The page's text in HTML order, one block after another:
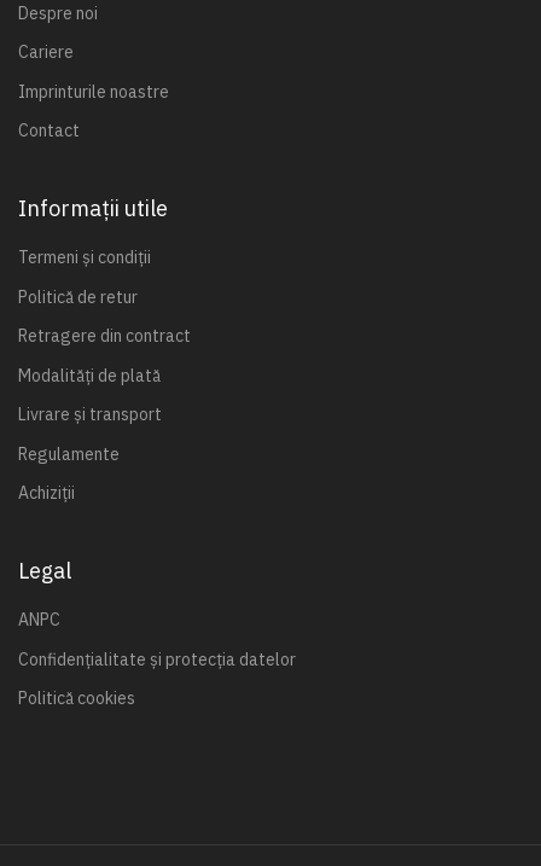
Despre noi
Cariere
Imprinturile noastre
Contact
Informații utile
Termeni și condiții
Politică de retur
Retragere din contract
Modalități de plată
Livrare și transport
Regulamente
Achiziții
Legal
ANPC
Confidențialitate și protecția datelor
Politică cookies